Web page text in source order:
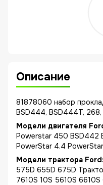
Описание
81878060 набор
BSD444, BSD444T,
Модели двигателя
Powerstar 450 BSD442
PowerStar 4.4
Модели трактора Ford:
575D 655D 675D
7610S 10S 5610S